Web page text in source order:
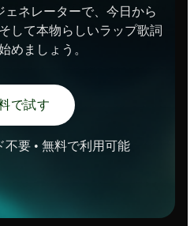
ネレーターで、今日から
して本物らしいラップ歌詞
めましょう。
で試す
不要 • 無料で利用可能